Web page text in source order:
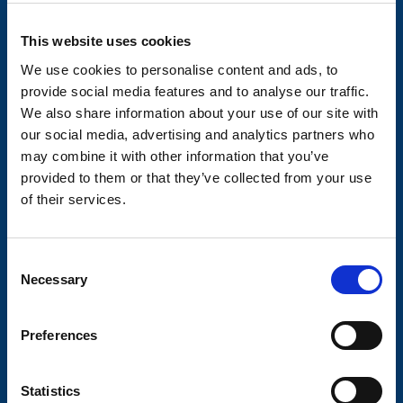
This website uses cookies
We use cookies to personalise content and ads, to
provide social media features and to analyse our traffic.
We also share information about your use of our site with
our social media, advertising and analytics partners who
may combine it with other information that you’ve
provided to them or that they’ve collected from your use
of their services.
Necessary
Preferences
Statistics
Om Valeryd
Visjon
Historia
Om cookies
Kjopsvilkar
Retur og reklamasjon
Aksel og hjulbrems
Akselpakker